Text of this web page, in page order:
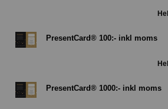
PresentCard® 100:- inkl moms
PresentCard® 1000:- inkl moms